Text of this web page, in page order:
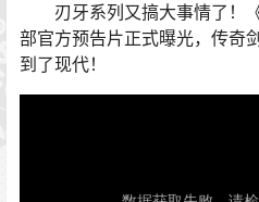
刃牙系列又搞大事情了！
部官方预告片正式曝光，传奇
到了现代！